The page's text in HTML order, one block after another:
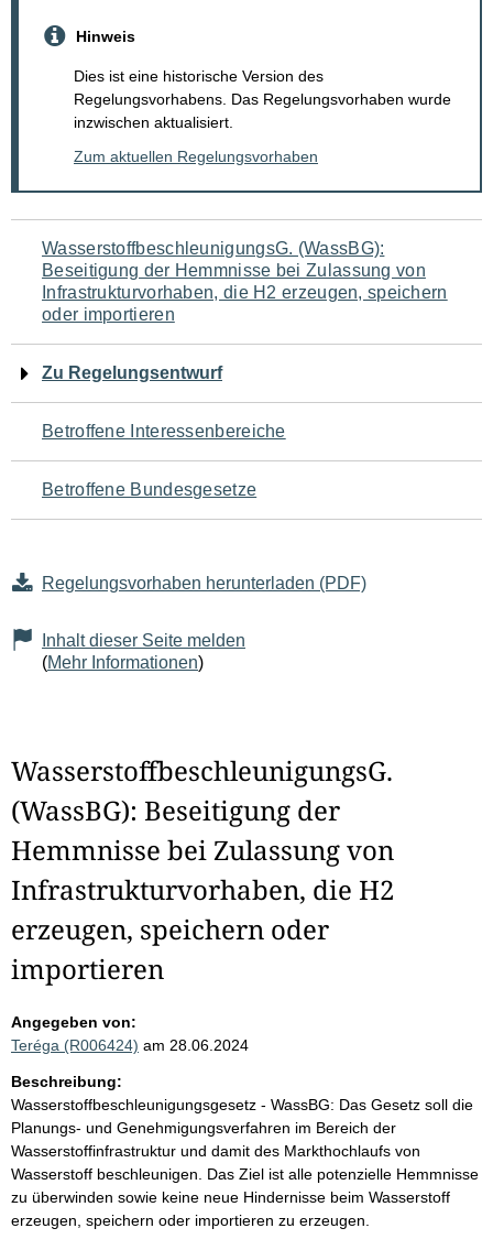
Hinweis
Dies ist eine historische Version des
Regelungsvorhabens. Das Regelungsvorhaben wurde
inzwischen aktualisiert.
Zum aktuellen Regelungsvorhaben
Navigation
für
den
Seiteninhalt
WasserstoffbeschleunigungsG. (WassBG):
Beseitigung der Hemmnisse bei Zulassung von
Infrastrukturvorhaben, die H2 erzeugen, speichern
oder importieren
Zu Regelungsentwurf
Betroffene Interessenbereiche
Betroffene Bundesgesetze
Regelungsvorhaben herunterladen (PDF)
Inhalt dieser Seite melden
(Mehr Informationen)
WasserstoffbeschleunigungsG.
(WassBG): Beseitigung der
Hemmnisse bei Zulassung von
Infrastrukturvorhaben, die H2
erzeugen, speichern oder
importieren
Angegeben von:
Teréga (R006424) am 28.06.2024
Beschreibung:
Wasserstoffbeschleunigungsgesetz - WassBG: Das Gesetz soll die
Planungs- und Genehmigungsverfahren im Bereich der
Wasserstoffinfrastruktur und damit des Markthochlaufs von
Wasserstoff beschleunigen. Das Ziel ist alle potenzielle Hemmnisse
zu überwinden sowie keine neue Hindernisse beim Wasserstoff
erzeugen, speichern oder importieren zu erzeugen.